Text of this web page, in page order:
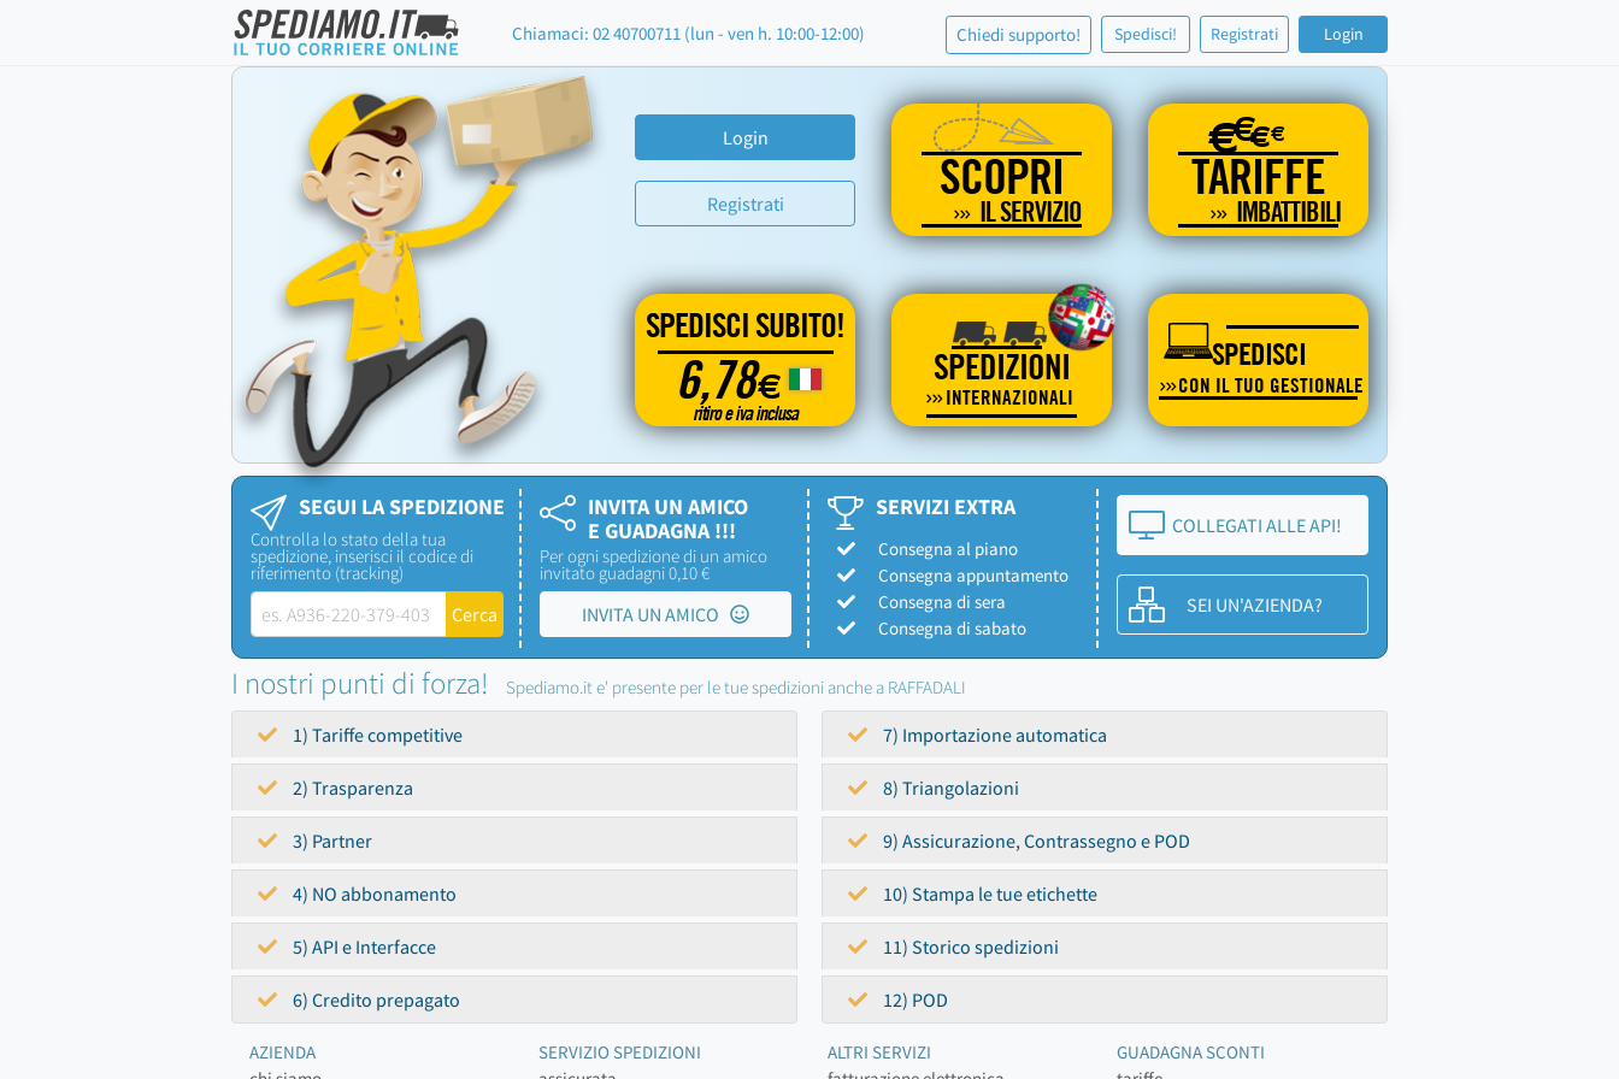
Chiamaci: 02 40700711 (lun - ven h. 10:00-12:00) Chiedi supporto! Spedisci! Registrati Login
Login
Registrati SCOPRI
IL SERVIZIO
€€€€
TARIFFE
IMBATTIBILI
SPEDISCI SUBITO!
6,78€
ritiro e iva inclusa
SPEDIZIONI
INTERNAZIONALI
SPEDISCI
CON IL TUO GESTIONALE
SEGUI LA SPEDIZIONE
Controlla lo stato della tua
spedizione, inserisci il codice di
riferimento (tracking)
INVITA UN AMICO
E GUADAGNA !!!
Per ogni spedizione di un amico
invitato guadagni 0,10 €
INVITA UN AMICO
SERVIZI EXTRA
Consegna al piano
Consegna appuntamento
Consegna di sera
Consegna di sabato
COLLEGATI ALLE API!
SEI UN'AZIENDA?
I nostri punti di forza! Spediamo.it e' presente per le tue spedizioni anche a RAFFADALI
1) Tariffe competitive
2) Trasparenza
3) Partner
4) NO abbonamento
5) API e Interfacce
6) Credito prepagato
7) Importazione automatica
8) Triangolazioni
9) Assicurazione, Contrassegno e POD
10) Stampa le tue etichette
11) Storico spedizioni
12) POD
AZIENDA
SERVIZIO SPEDIZIONI
ALTRI SERVIZI
GUADAGNA SCONTI